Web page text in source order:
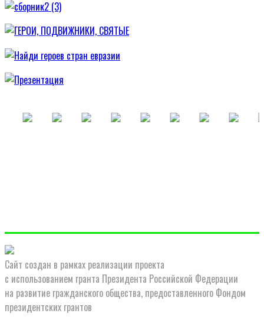
Сайт создан в рамках реализации проекта
с использованием гранта Президента Российской Федерации
на развитие гражданского общества, предоставленного Фондом
президентских грантов